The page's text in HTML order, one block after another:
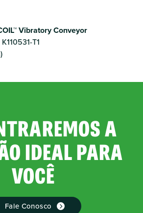
Vibratory Conveyor
T1
A
IDEAL PARA
VOCÊ
Fale Conosco